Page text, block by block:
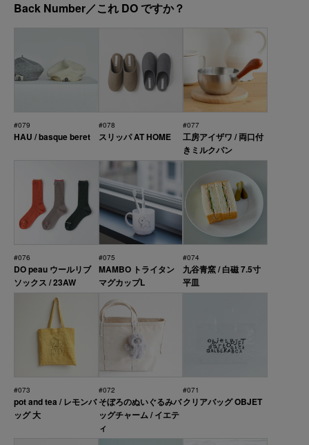
Back Number／これ DO ですか？
#079
HAU / basque beret
#078
スリッパ AT HOME
#077
工房アイザワ / 両口付
きミルクパン
#076
DO peau ウールリブ
ソックス / 23AW
#075
MAMBO トライタン
マグカップL
#074
九谷青窯 / 白磁 7.5寸
平皿
#073
pot and tea / レモンバ
ッグ 大
#072
そぼろのぬいぐるみバ
ッグチャーム / イエテ
ィ
#071
クリアバッグ OBJET